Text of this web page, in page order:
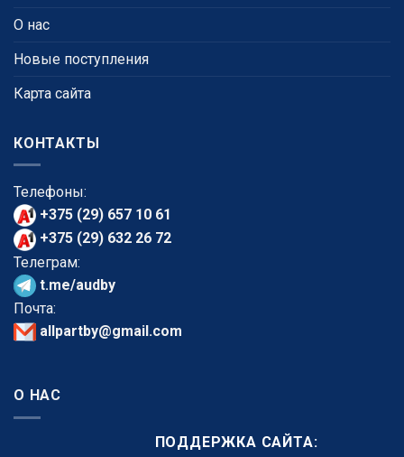
О нас
Новые поступления
Карта сайта
КОНТАКТЫ
Телефоны:
+375 (29) 657 10 61
+375 (29) 632 26 72
Телеграм:
t.me/audby
Почта:
allpartby@gmail.com
О НАС
ПОДДЕРЖКА САЙТА: